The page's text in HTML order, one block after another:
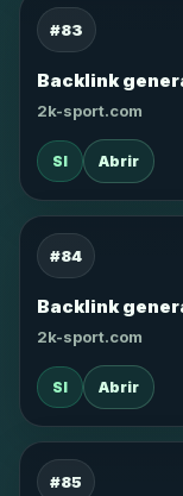
#83
Backlink
2k-sport.com
SI Abrir
#84
Backlink
2k-sport.com
SI Abrir
#85